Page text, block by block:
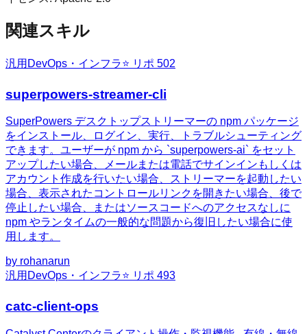
関連スキル
汎用 DevOps・インフラ⭐ リポ 502
superpowers-streamer-cli
SuperPowers デスクトップストリーマーの npm パッケージ
をインストール、ログイン、実行、トラブルシューティング
できます。ユーザーが npm から `superpowers-ai` をセット
アップしたい場合、メールまたは電話でサインインもしくは
アカウント作成を行いたい場合、ストリーマーを起動したい
場合、表示されたコントロールリンクを開きたい場合、後で
停止したい場合、またはソースコードへのアクセスなしに
npm やランタイムの一般的な問題から復旧したい場合に使
用します。
by rohanarun
汎用 DevOps・インフラ⭐ リポ 493
catc-client-ops